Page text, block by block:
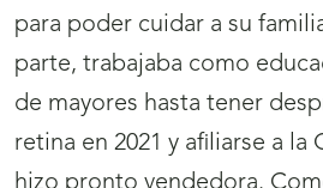
para poder cuidar a su
parte, trabajaba como
de mayores hasta tener
retina en 2021 y afiliarse a la